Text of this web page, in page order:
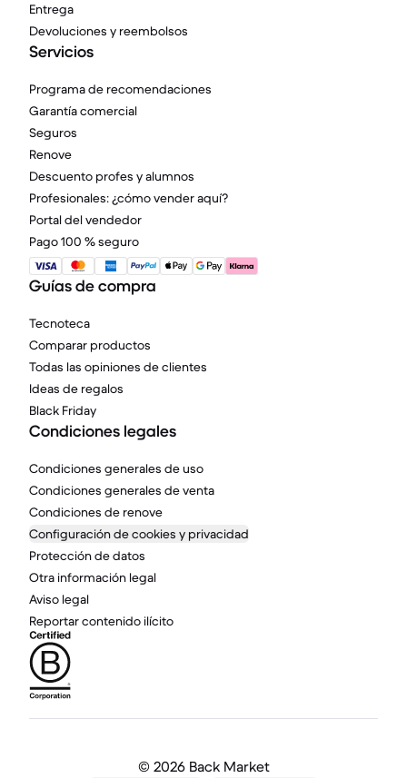
Entrega
Devoluciones y reembolsos
Servicios
Programa de recomendaciones
Garantía comercial
Seguros
Renove
Descuento profes y alumnos
Profesionales: ¿cómo vender aquí?
Portal del vendedor
Pago 100 % seguro
Guías de compra
Tecnoteca
Comparar productos
Todas las opiniones de clientes
Ideas de regalos
Black Friday
Condiciones legales
Condiciones generales de uso
Condiciones generales de venta
Condiciones de renove
Configuración de cookies y privacidad
Protección de datos
Otra información legal
Aviso legal
Reportar contenido ilícito
© 2026 Back Market